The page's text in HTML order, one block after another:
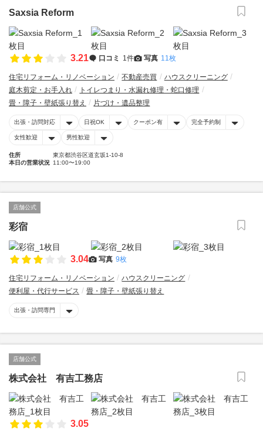
Saxsia Reform
3.21 口コミ 1件 写真 11枚
住宅リフォーム・リノベーション 不動産売買
ハウスクリーニング
庭木剪定・お手入れ
トイレつまり・水漏れ修理・蛇口修理
畳・障子・壁紙張り替え
片づけ・遺品整理
出張・訪問対応 日祝OK クーポン有 完全予約制
女性歓迎 男性歓迎
住所
東京都渋谷区道玄坂1-10-8
本日の営業状況 11:00〜19:00
店舗公式
彩宿
3.04 写真 9枚
住宅リフォーム・リノベーション
ハウスクリーニング
便利屋・代行サービス
畳・障子・壁紙張り替え
出張・訪問専門
店舗公式
株式会社 有吉工務店
3.05